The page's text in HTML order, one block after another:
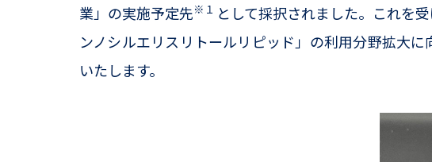
業」の実施予定先※１ として採択されました。これを
ンノシルエリスリトールリピッド」の利用分野拡大
いたします。